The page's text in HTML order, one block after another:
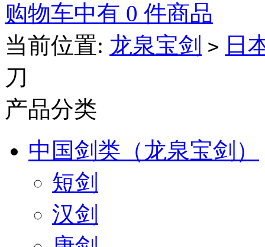
购物车中有 0 件商品
当前位置: 龙泉宝剑 > 日
刀
产品分类
中国剑类（龙泉宝剑）
短剑
汉剑